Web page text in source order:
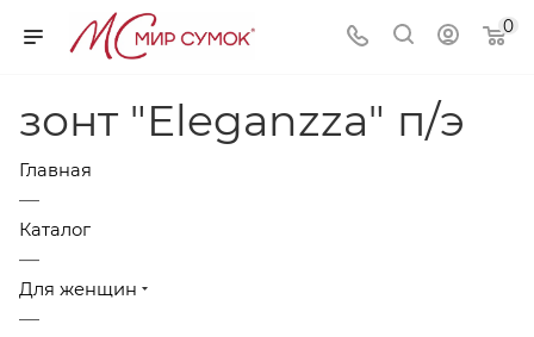
0
зонт "Eleganzza" п/э
Главная
—
Каталог
—
Для женщин
—